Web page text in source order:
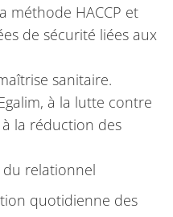
méthode HACCP et
de sécurité liées aux
sanitaire.
à la lutte contre
la réduction des
relationnel
quotidienne des